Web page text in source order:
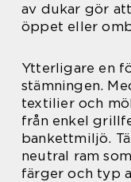
av dukar gör
öppet eller
Ytterligare en
stämningen.
textilier och
från enkel
bankettmiljö.
neutral ram
färger och typ